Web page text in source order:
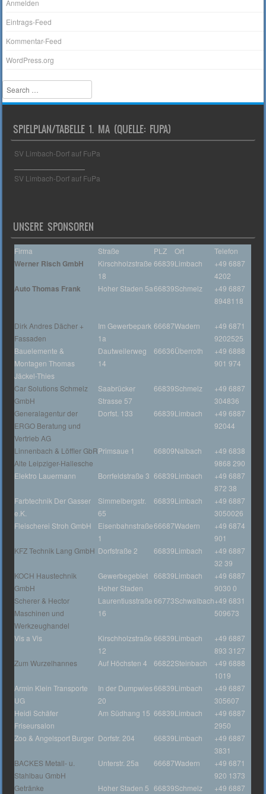
Anmelden
Eintrags-Feed
Kommentar-Feed
WordPress.org
Search
SPIELPLAN/TABELLE 1. MA (QUELLE: FUPA)
SV Limbach-Dorf auf FuPa
SV Limbach-Dorf auf FuPa
UNSERE SPONSOREN
Firma Straße PLZ Ort Telefon
Werner Risch GmbH
Kirschholzstraße
18
66839Limbach
+49 6887
4202
Auto Thomas Frank Hoher Staden 5a66839Schmelz
+49 6887
8948118
Dirk Andres Dächer +
Fassaden
Im Gewerbepark
1a
66687Wadern
+49 6871
9202525
Bauelemente &
Montagen Thomas
Jäckel-Thies
Dautweilerweg
14
66636Überroth
+49 6888
901 974
Car Solutions Schmelz
GmbH
Saabrücker
Strasse 57
66839Schmelz
+49 6887
304836
Generalagentur der
ERGO Beratung und
Vertrieb AG
Dorfst. 133 66839Limbach
+49 6887
92044
Linnenbach & Löffler GbR
Alte Leipziger-Hallesche
Primsaue 1 66809Nalbach
+49 6838
9868 290
Elektro Lauermann
Borrfeldstraße 3 66839Limbach
+49 6887
872 38
Farbtechnik Der Gasser
e.K.
Simmelbergstr.
65
66839Limbach
+49 6887
3050026
Fleischerei Stroh GmbH
Eisenbahnstraße
1
66687Wadern
+49 6874
901
KFZ Technik Lang GmbH Dorfstraße 2 66839Limbach
+49 6887
32 39
KOCH Haustechnik
GmbH
Gewerbegebiet
Hoher Staden
66839Limbach
+49 6887
9030 0
Scherer & Hector
Maschinen und
Werkzeughandel
Laurentiusstraße
16
66773Schwalbach+49 6831
509673
Vis a Vis
Kirschholzstraße
12
66839Limbach
+49 6887
893 3127
Zum Wurzelhannes
Auf Höchsten 4 66822Steinbach
+49 6888
1019
Armin Klein Transporte
UG
In der Dumpwies
20
66839Limbach
+49 6887
305607
Heidi Schäfer
Friseursalon
Am Südhang 15 66839Limbach
+49 6887
2950
Zoo & Angelsport Burger Dorfstr. 204 66839Limbach
+49 6887
3831
BACKES Metall- u.
Stahlbau GmbH
Unterstr. 25a 66687Wadern
+49 6871
920 1373
Getränke
Hoher Staden 5 66839Schmelz
+49 6887